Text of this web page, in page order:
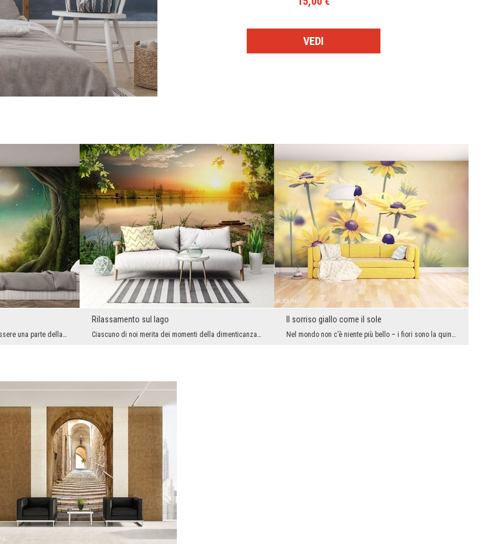
VEDI
La bellezza che ci circonda può essere una parte della nostra quotidianità. Per trovare i valori ...
Rilassamento sul lago
Ciascuno di noi merita dei momenti della dimenticanza. Di solito non abbiamo questi momenti parti...
Il sorriso giallo come il sole
Nel mondo non c’è niente più bello – i fiori sono la quintessenza del tutto che e grazioso, strao...